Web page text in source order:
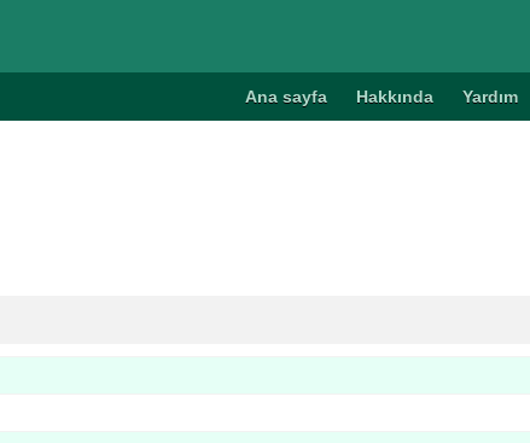
Ana sayfa Hakkında Yardım